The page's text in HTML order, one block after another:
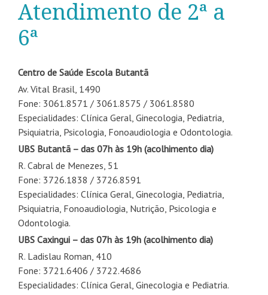
Atendimento de 2ª a
6ª
Centro de Saúde Escola Butantã
Av. Vital Brasil, 1490
Fone: 3061.8571 / 3061.8575 / 3061.8580
Especialidades: Clínica Geral, Ginecologia, Pediatria,
Psiquiatria, Psicologia, Fonoaudiologia e Odontologia.
UBS Butantã – das 07h às 19h (acolhimento dia)
R. Cabral de Menezes, 51
Fone: 3726.1838 / 3726.8591
Especialidades: Clínica Geral, Ginecologia, Pediatria,
Psiquiatria, Fonoaudiologia, Nutrição, Psicologia e
Odontologia.
UBS Caxingui – das 07h às 19h (acolhimento dia)
R. Ladislau Roman, 410
Fone: 3721.6406 / 3722.4686
Especialidades: Clínica Geral, Ginecologia e Pediatria.